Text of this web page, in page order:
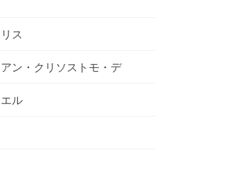
ス
ン・クリソストモ・デ
ル